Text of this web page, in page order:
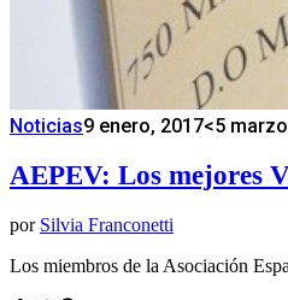
Noticias9 enero, 2017<5
AEPEV: Los mejores
por Silvia Franconetti
Los miembros de la Asociación